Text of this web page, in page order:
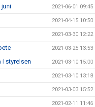
juni 2021-06-01 09:45
2021-04-15 10:50
2021-03-30 12:22
2021-03-25 13:53
i styrelsen 2021-03-10 15:00
2021-03-10 13:18
2021-03-03 15:52
2021-02-11 11:46